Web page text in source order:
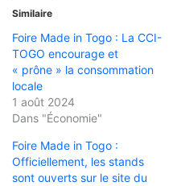
Similaire
Foire Made in Togo : La CCI-
TOGO encourage et
« prône » la consommation
locale
1 août 2024
Dans "Économie"
Foire Made in Togo :
Officiellement, les stands
sont ouverts sur le site du